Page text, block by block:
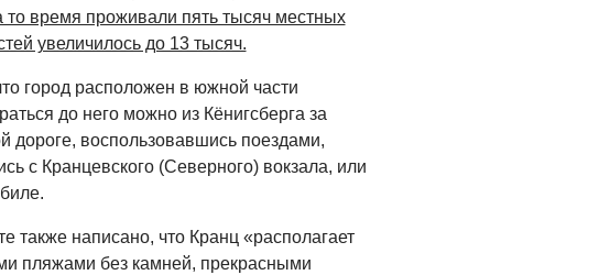
то время проживали пять тысяч местных
увеличилось до 13 тысяч.
город расположен в южной части
до него можно из Кёнигсберга за
дороге, воспользовавшись поездами,
с Кранцевского (Северного) вокзала, или
также написано, что Кранц «располагает
пляжами без камней, прекрасными